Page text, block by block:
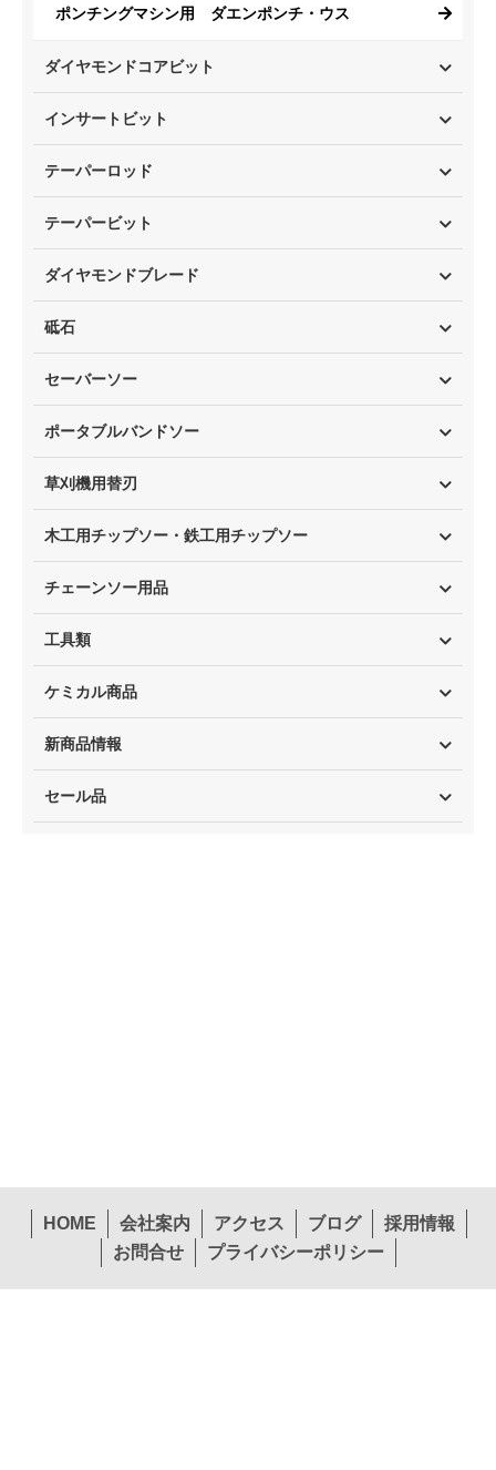
ポンチングマシン用 ダエンポンチ・ウス
ダイヤモンドコアビット
インサートビット
テーパーロッド
テーパービット
ダイヤモンドブレード
砥石
セーバーソー
ポータブルバンドソー
草刈機用替刃
木工用チップソー・鉄工用チップソー
チェーンソー用品
工具類
ケミカル商品
新商品情報
セール品
HOME 会社案内 アクセス ブログ
採用情報
お問合せ
プライバシーポリシー